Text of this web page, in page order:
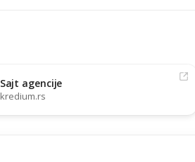
Sajt agencije
kredium.rs